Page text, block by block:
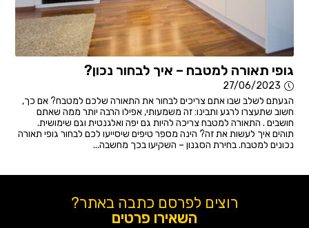
גופי תאורה למטבח – איך לבחור נכון?
27/06/2023
הגעתם לשלב שבו אתם צריכים לבחור את התאורה שלכם למטבח? אם כך,
חשוב שתעצרו לרגע ותבינו: זה משמעותי, אפילו הרבה יותר ממה שאתם
חושבים . התאורה למטבח צריכה להיות גם יפה ואלגנטית וגם שימושית.
תוהים איך לעשות את זה? הינה מספר טיפים שיסייעו לכם לבחור גופי תאורה
נכונים למטבח. בחירת הסגנון – השקיעו בכך מחשבה...
רוצים לפרסם כתבה באתר?
השאירו פרטים